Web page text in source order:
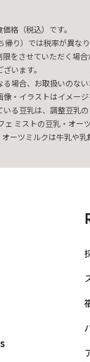
格（税込）です。
帰り）では税率が異な
をさせていただく場合
います。
場合、お取扱いのない
・イラストはイメージ
る豆乳は、調整豆乳の
ェ ミストの豆乳・オー
ーツミルクは牛乳や乳